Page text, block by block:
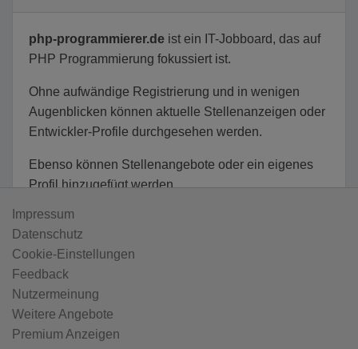
php-programmierer.de ist ein IT-Jobboard, das auf
PHP Programmierung fokussiert ist.
Ohne aufwändige Registrierung und in wenigen
Augenblicken können aktuelle Stellenanzeigen oder
Entwickler-Profile durchgesehen werden.
Ebenso können Stellenangebote oder ein eigenes
Profil hinzugefügt werden.
Impressum
Datenschutz
Cookie-Einstellungen
Feedback
Nutzermeinung
Weitere Angebote
Premium Anzeigen